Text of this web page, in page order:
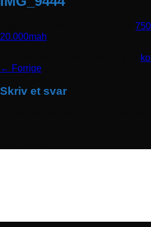
20.000mah
← Forrige
Skriv et svar